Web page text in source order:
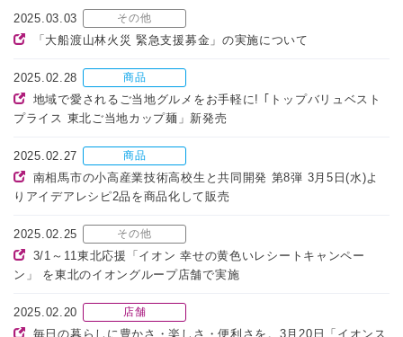
2025.03.03 その他
「大船渡山林火災 緊急支援募金」の実施について
2025.02.28 商品
地域で愛されるご当地グルメをお手軽に! ｢トップバリュベスト
プライス 東北ご当地カップ麺」新発売
2025.02.27 商品
南相馬市の小高産業技術高校生と共同開発 第8弾 3月5日(水)よ
りアイデアレシピ2品を商品化して販売
2025.02.25 その他
3/1～11東北応援「イオン 幸せの黄色いレシートキャンペー
ン」 を東北のイオングループ店舗で実施
2025.02.20 店舗
毎日の暮らしに豊かさ・楽しさ・便利さを。3月20日「イオンス